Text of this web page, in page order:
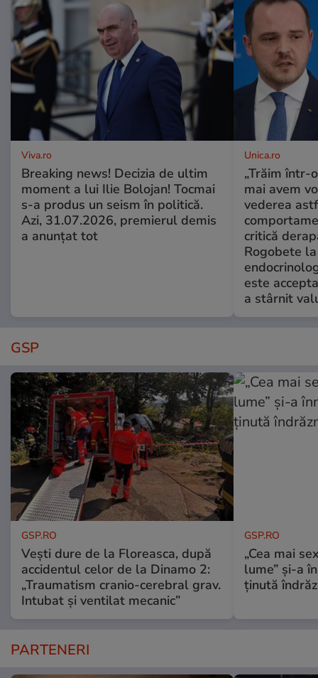
Viva.ro
Breaking news! Decizia de ultim
moment a lui Ilie Bolojan! Tocmai
s-a produs un seism în politică.
Azi, 31.07.2026, premierul demis
a anunțat tot
Unica.ro
„Trăim într-
mai avem
vederea
critică
Rogobete
este
a stârnit
GSP
GSP.RO
Vești dure de la Floreasca, după
accidentul celor de la Dinamo 2:
„Traumatism cranio-cerebral grav.
Intubat și ventilat mecanic”
GSP.RO
„Cea mai
lume” și-a
ținută
PARTENERI